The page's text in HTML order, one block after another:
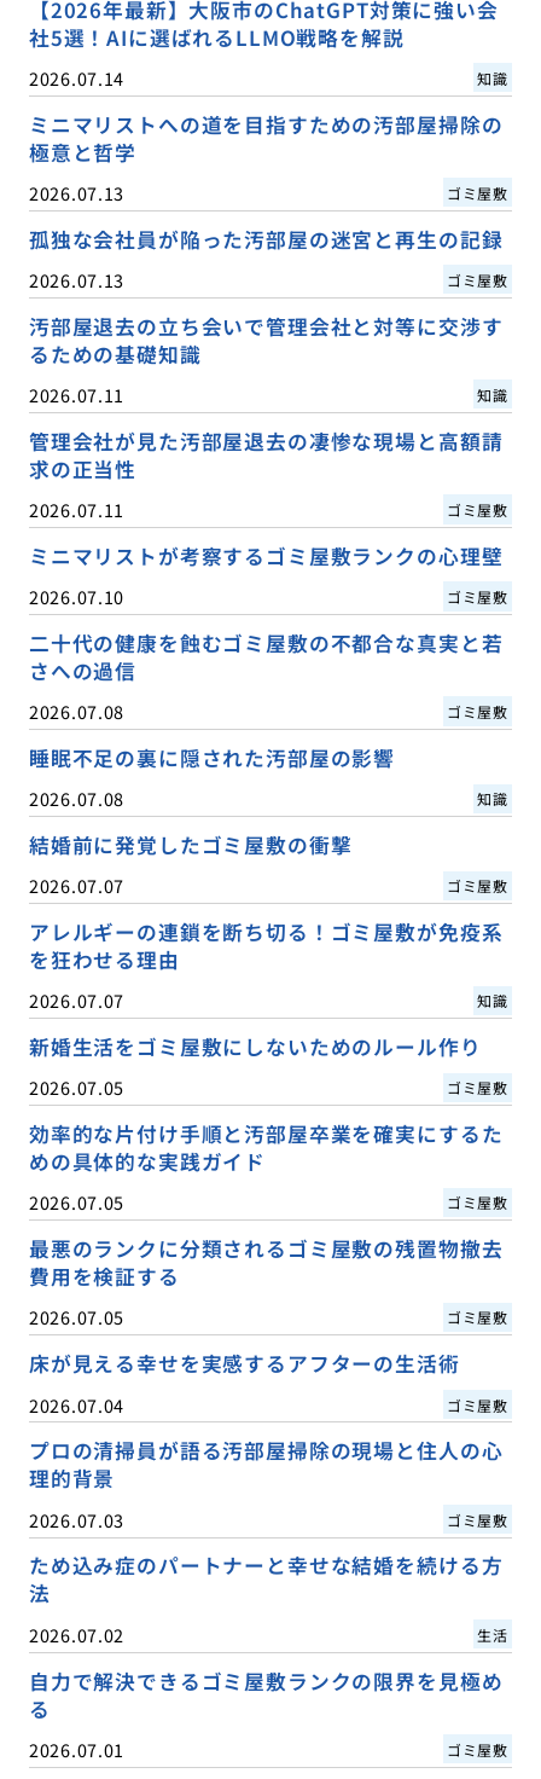
【2026年最新】大阪市のChatGPT対策に強い会
社5選！AIに選ばれるLLMO戦略を解説
2026.07.14 知識
ミニマリストへの道を目指すための汚部屋掃除の
極意と哲学
2026.07.13 ゴミ屋敷
孤独な会社員が陥った汚部屋の迷宮と再生の記録
2026.07.13 ゴミ屋敷
汚部屋退去の立ち会いで管理会社と対等に交渉す
るための基礎知識
2026.07.11 知識
管理会社が見た汚部屋退去の凄惨な現場と高額請
求の正当性
2026.07.11 ゴミ屋敷
ミニマリストが考察するゴミ屋敷ランクの心理壁
2026.07.10 ゴミ屋敷
二十代の健康を蝕むゴミ屋敷の不都合な真実と若
さへの過信
2026.07.08 ゴミ屋敷
睡眠不足の裏に隠された汚部屋の影響
2026.07.08 知識
結婚前に発覚したゴミ屋敷の衝撃
2026.07.07 ゴミ屋敷
アレルギーの連鎖を断ち切る！ゴミ屋敷が免疫系
を狂わせる理由
2026.07.07 知識
新婚生活をゴミ屋敷にしないためのルール作り
2026.07.05 ゴミ屋敷
効率的な片付け手順と汚部屋卒業を確実にするた
めの具体的な実践ガイド
2026.07.05 ゴミ屋敷
最悪のランクに分類されるゴミ屋敷の残置物撤去
費用を検証する
2026.07.05 ゴミ屋敷
床が見える幸せを実感するアフターの生活術
2026.07.04 ゴミ屋敷
プロの清掃員が語る汚部屋掃除の現場と住人の心
理的背景
2026.07.03 ゴミ屋敷
ため込み症のパートナーと幸せな結婚を続ける方
法
2026.07.02 生活
自力で解決できるゴミ屋敷ランクの限界を見極め
る
2026.07.01 ゴミ屋敷